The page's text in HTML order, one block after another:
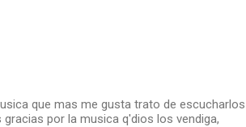
que mas me gusta trato de
por la musica q'dios los vendiga,